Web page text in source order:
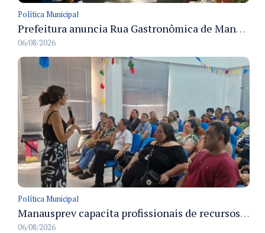
Política Municipal
Prefeitura anuncia Rua Gastronômica de Manaus e garante alternativas para 54 ambulantes cadastrados
06/08/2026
Política Municipal
Manausprev capacita profissionais de recursos humanos para agilizar concessão de aposentadorias no município
06/08/2026